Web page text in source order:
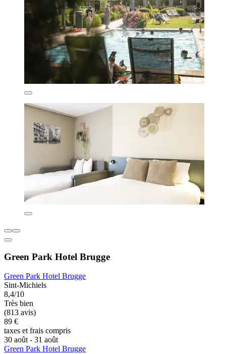
Green Park Hotel Brugge
Green Park Hotel Brugge
Sint-Michiels
8,4/10
Très bien
(813 avis)
89 €
taxes et frais compris
30 août - 31 août
Green Park Hotel Brugge